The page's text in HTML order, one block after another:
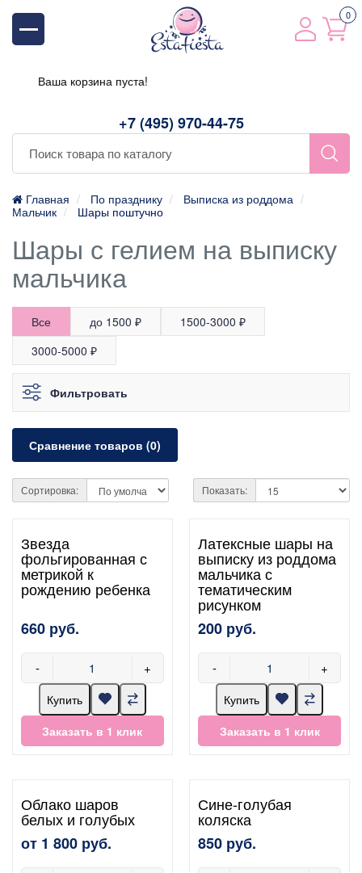
+7 (495) 970-44-75
0
Ваша корзина пуста!
Главная По празднику
Выписка из роддома
Мальчик
Шары поштучно
Шары с гелием на выписку
мальчика
Все до 1500 ₽
1500-3000 ₽
3000-5000 ₽
Фильтровать
Сравнение товаров (0)
Сортировка: Показать:
Звезда
фольгированная с
метрикой к
рождению ребенка
660 руб.
- +
Купить
Заказать в 1 клик
Латексные шары на
выписку из роддома
мальчика с
тематическим
рисунком
200 руб.
- +
Купить
Заказать в 1 клик
Облако шаров
белых и голубых
от 1 800 руб.
Сине-голубая
коляска
850 руб.